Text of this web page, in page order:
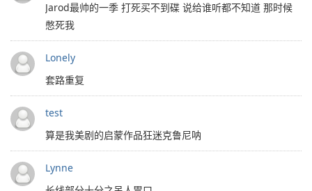
Jarod最帅的一季 打死买不到碟 说给谁听都不知道 那时候
憋死我
Lonely
套路重复
test
算是我美剧的启蒙作品狂迷克鲁尼呐
Lynne